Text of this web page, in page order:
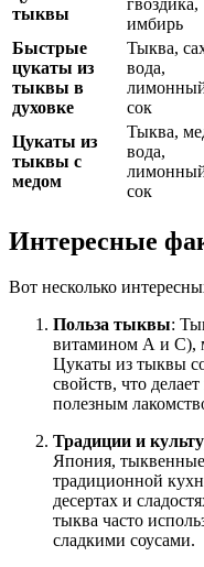
тыквы
имбирь
Быстрые
цукаты из
тыквы в
духовке
Тыква,
вода,
сок
Цукаты из
тыквы с
медом
Тыква,
вода,
сок
Интересные
Вот несколько
Польза тыквы:
витамином А и С),
Цукаты из тыквы
свойств, что
полезным
Традиции и
Япония,
традиционной
десертах и
тыква часто
сладкими соусами.